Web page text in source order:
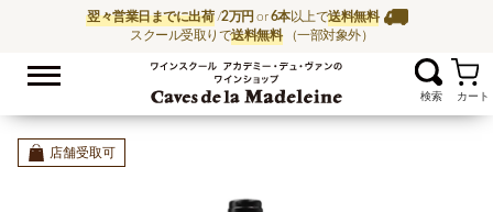
翌々営業日までに出荷/2万円 or6本以上で送料無料
スクール受取りで送料無料 （一部対象外）
ワイン通販ならワイ
お気に入
店舗受取可